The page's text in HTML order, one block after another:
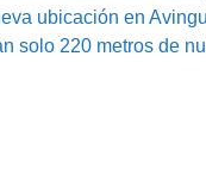
ubicación en
solo 220 metros de